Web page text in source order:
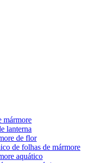
mármore
lanterna
de flor
de folhas de mármore
aquático